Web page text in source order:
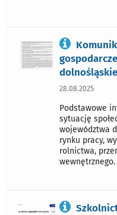
28.08.2025
Podstawowe
sytuację
województwa
rynku pracy,
rolnictwa,
wewnętrznego.